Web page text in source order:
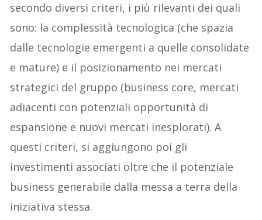
secondo diversi criteri, i più rilevanti dei quali
sono: la complessità tecnologica (che spazia
dalle tecnologie emergenti a quelle consolidate
e mature) e il posizionamento nei mercati
strategici del gruppo (business core, mercati
adiacenti con potenziali opportunità di
espansione e nuovi mercati inesplorati). A
questi criteri, si aggiungono poi gli
investimenti associati oltre che il potenziale
business generabile dalla messa a terra della
iniziativa stessa.